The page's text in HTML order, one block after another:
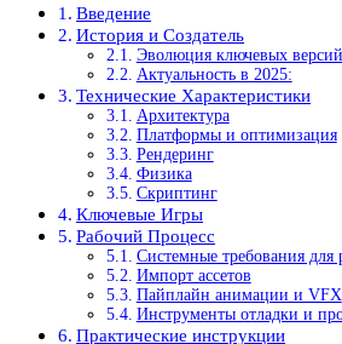
Введение
История и Создатель
Эволюция ключевых
Актуальность в 2025:
Технические Характеристики
Архитектура
Платформы и оптимизация
Рендеринг
Физика
Скриптинг
Ключевые Игры
Рабочий Процесс
Системные требования для
Импорт ассетов
Пайплайн анимации и VFX
Инструменты отладки и
Практические инструкции